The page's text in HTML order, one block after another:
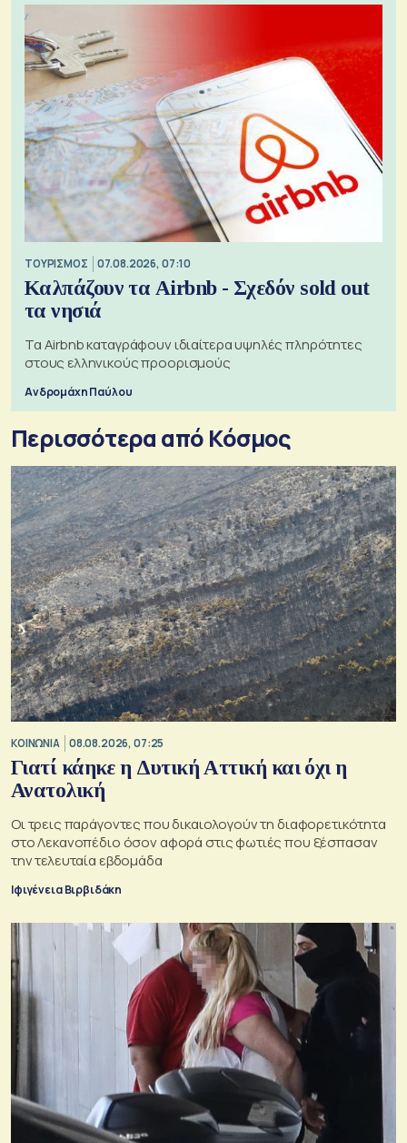
ΤΟΥΡΙΣΜΟΣ 07.08.2026, 07:10
Καλπάζουν τα Airbnb - Σχεδόν sold out
τα νησιά
Τα Airbnb καταγράφουν ιδιαίτερα υψηλές πληρότητες
στους ελληνικούς προορισμούς
Ανδρομάχη Παύλου
Περισσότερα από Κόσμος
ΚΟΙΝΩΝΙΑ 08.08.2026, 07:25
Γιατί κάηκε η Δυτική Αττική και όχι η
Ανατολική
Oι τρεις παράγοντες που δικαιολογούν τη διαφορετικότητα
στο Λεκανοπέδιο όσον αφορά στις φωτιές που ξέσπασαν
την τελευταία εβδομάδα
Ιφιγένεια Βιρβιδάκη